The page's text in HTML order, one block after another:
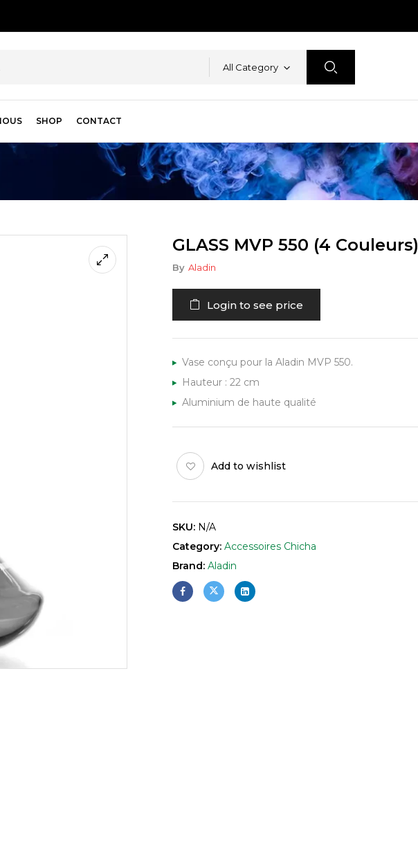
All Category
SHOP CONTACT
GLASS MVP 550 (4 Couleurs)
By Aladin
Login to see price
Vase conçu pour la Aladin MVP 550.
Hauteur : 22 cm
Aluminium de haute qualité
Add to wishlist
SKU: N/A
Category: Accessoires Chicha
Brand: Aladin